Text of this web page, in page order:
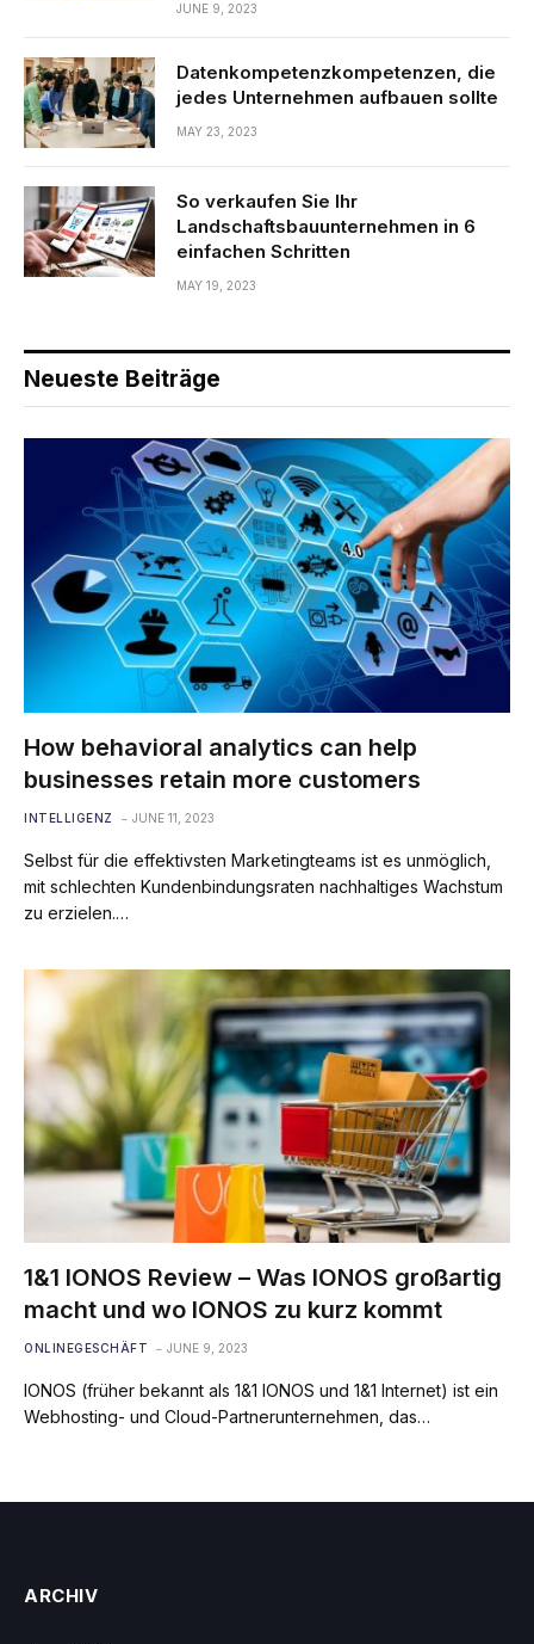
JUNE 9, 2023
Datenkompetenzkompetenzen, die
jedes Unternehmen aufbauen sollte
MAY 23, 2023
So verkaufen Sie Ihr
Landschaftsbauunternehmen in 6
einfachen Schritten
MAY 19, 2023
Neueste Beiträge
How behavioral analytics can help
businesses retain more customers
INTELLIGENZ JUNE 11, 2023
Selbst für die effektivsten Marketingteams ist es unmöglich,
mit schlechten Kundenbindungsraten nachhaltiges Wachstum
zu erzielen.…
1&1 IONOS Review – Was IONOS großartig
macht und wo IONOS zu kurz kommt
ONLINEGESCHÄFT JUNE 9, 2023
IONOS (früher bekannt als 1&1 IONOS und 1&1 Internet) ist ein
Webhosting- und Cloud-Partnerunternehmen, das…
ARCHIV